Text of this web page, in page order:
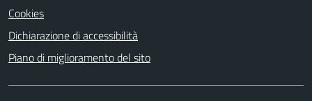
Cookies
Dichiarazione di accessibilità
Piano di miglioramento del sito